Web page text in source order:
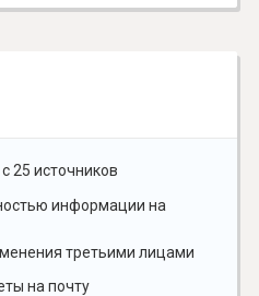
25 источников
информации на
третьими лицами
на почту